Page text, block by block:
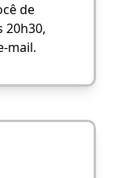
de
20h30,
mail.